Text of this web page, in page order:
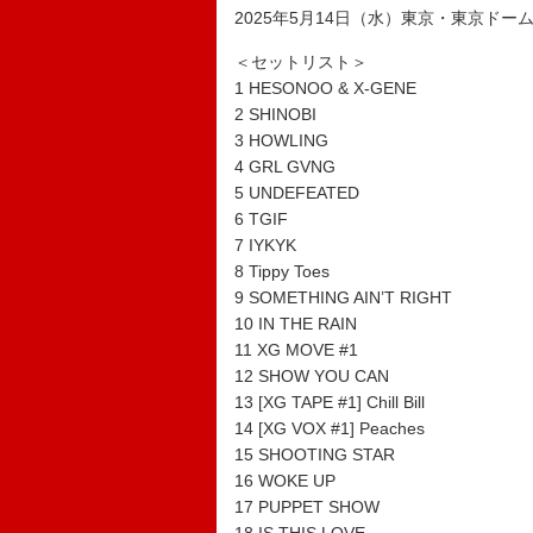
2025年5月14日（水）東京・東京ドーム
＜セットリスト＞
1 HESONOO & X-GENE
2 SHINOBI
3 HOWLING
4 GRL GVNG
5 UNDEFEATED
6 TGIF
7 IYKYK
8 Tippy Toes
9 SOMETHING AIN’T RIGHT
10 IN THE RAIN
11 XG MOVE #1
12 SHOW YOU CAN
13 [XG TAPE #1] Chill Bill
14 [XG VOX #1] Peaches
15 SHOOTING STAR
16 WOKE UP
17 PUPPET SHOW